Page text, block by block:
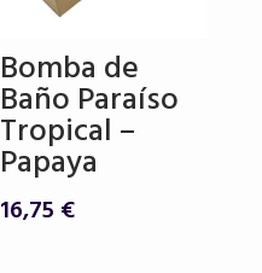
Bomba de
Baño Paraíso
Tropical –
Papaya
16,75 €